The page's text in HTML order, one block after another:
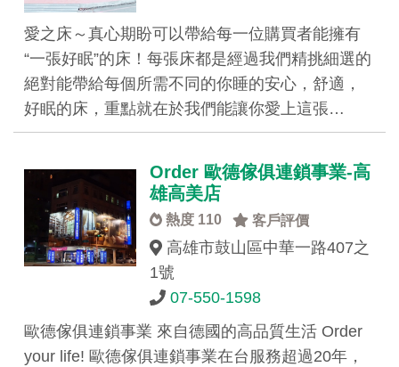
愛之床～真心期盼可以帶給每一位購買者能擁有
“一張好眠”的床！每張床都是經過我們精挑細選的
絕對能帶給每個所需不同的你睡的安心，舒適，
好眠的床，重點就在於我們能讓你愛上這張…
Order 歐德傢俱連鎖事業-高
雄高美店
熱度 110 客戶評價
高雄市鼓山區中華一路407之
1號
07-550-1598
歐德傢俱連鎖事業 來自德國的高品質生活 Order
your life! 歐德傢俱連鎖事業在台服務超過20年，